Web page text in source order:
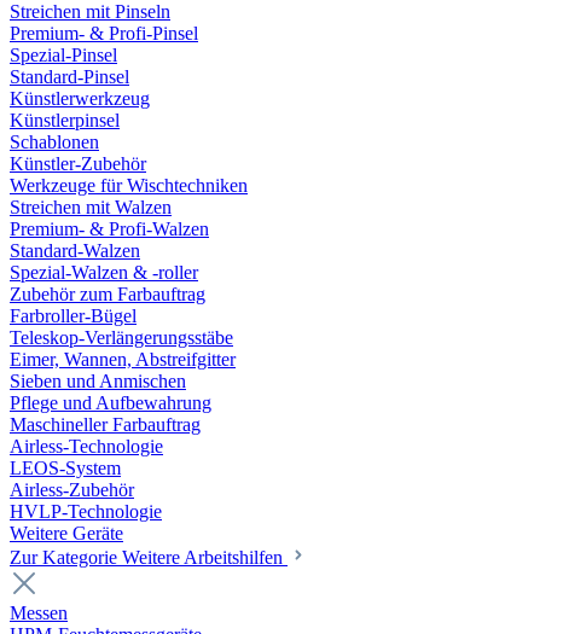
Streichen mit Pinseln
Premium- & Profi-Pinsel
Spezial-Pinsel
Standard-Pinsel
Künstlerwerkzeug
Künstlerpinsel
Schablonen
Künstler-Zubehör
Werkzeuge für Wischtechniken
Streichen mit Walzen
Premium- & Profi-Walzen
Standard-Walzen
Spezial-Walzen & -roller
Zubehör zum Farbauftrag
Farbroller-Bügel
Teleskop-Verlängerungsstäbe
Eimer, Wannen, Abstreifgitter
Sieben und Anmischen
Pflege und Aufbewahrung
Maschineller Farbauftrag
Airless-Technologie
LEOS-System
Airless-Zubehör
HVLP-Technologie
Weitere Geräte
Zur Kategorie Weitere Arbeitshilfen
Messen